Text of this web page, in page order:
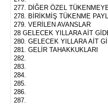
277. DİĞER ÖZEL
278. BİRİKMİŞ TÜKENME
279. VERİLEN AVANSLAR
28 GELECEK YILLARA AİT
280. GELECEK YILLARA AİT
281. GELİR TAHAKKUKLARI
282.
283.
284.
285.
286.
287.